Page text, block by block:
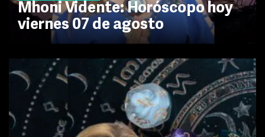
Mhoni Vidente: Horóscopo hoy
viernes 07 de agosto